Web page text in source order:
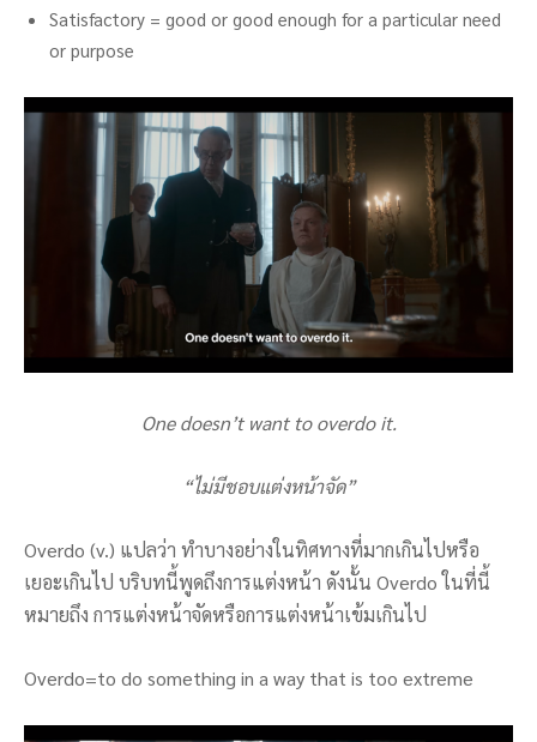
Satisfactory = good or good enough for a particular need
or purpose
One doesn’t want to overdo it.
“ไม่มีชอบแต่งหน้าจัด”
Overdo (v.) แปลว่า ทำบางอย่างในทิศทางที่มากเกินไปหรือ
เยอะเกินไป บริบทนี้พูดถึงการแต่งหน้า ดังนั้น Overdo ในที่นี้
หมายถึง การแต่งหน้าจัดหรือการแต่งหน้าเข้มเกินไป
Overdo=to do something in a way that is too extreme